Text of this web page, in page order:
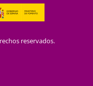
reservados.